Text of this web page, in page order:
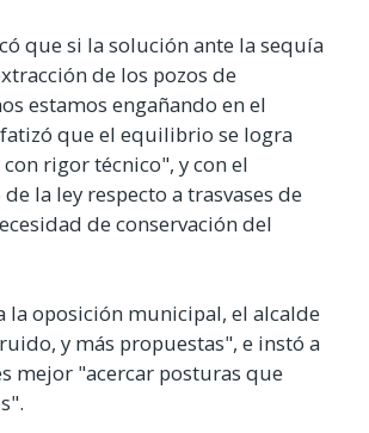
que si la solución ante la sequía
de los pozos de
estamos engañando en el
que el equilibrio se logra
rigor técnico", y con el
la ley respecto a trasvases de
de conservación del
la oposición municipal, el alcalde
y más propuestas", e instó a
mejor "acercar posturas que